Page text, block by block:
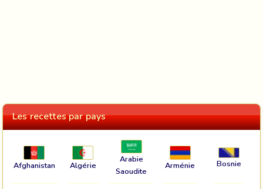
Les recettes par pays
Afghanistan Algérie
Arabie
Saoudite
Arménie Bosnie